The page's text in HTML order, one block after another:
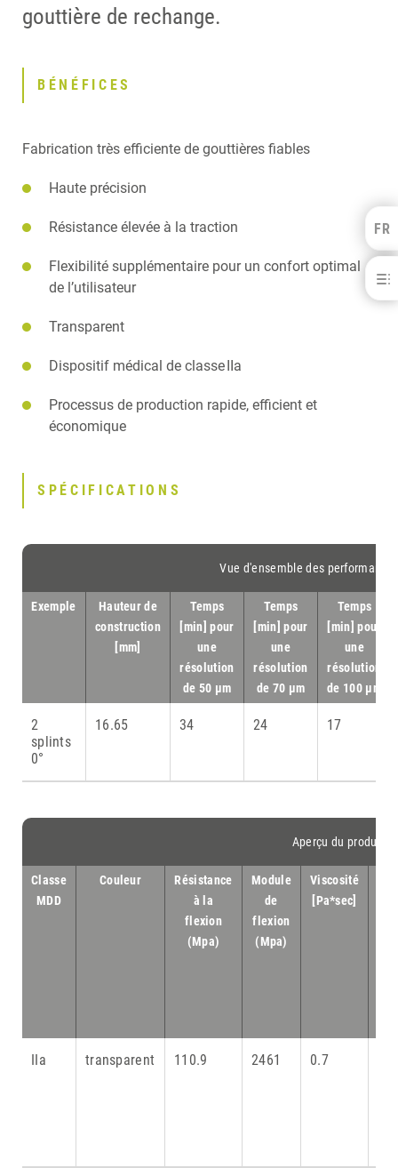
FR
FRANÇAIS
dima® Print Splint clear
gouttière de rechange.
BÉNÉFICES
Fabrication très efficiente de gouttières fiables
Haute précision
Résistance élevée à la traction
Flexibilité supplémentaire pour un confort optimal
de l’utilisateur
Transparent
Dispositif médical de classe IIa
Processus de production rapide, efficient et
économique
SPÉCIFICATIONS
Vue d'ensemble des
Exemple
Hauteur de
construction
[mm]
Temps
[min] pour
une
résolution
de 50 µm
Temps
[min] pour
une
résolution
de 70 µm
Temps
[min] pour
une
résolution
de 100 µm
2
splints
0°
16.65 34 24 17
Aperçu du produit
Classe
MDD
Couleur
Résistance
à la
flexion
(Mpa)
Module
de
flexion
(Mpa)
Viscosité
[Pa*sec]
IIa transparent 110.9 2461 0.7